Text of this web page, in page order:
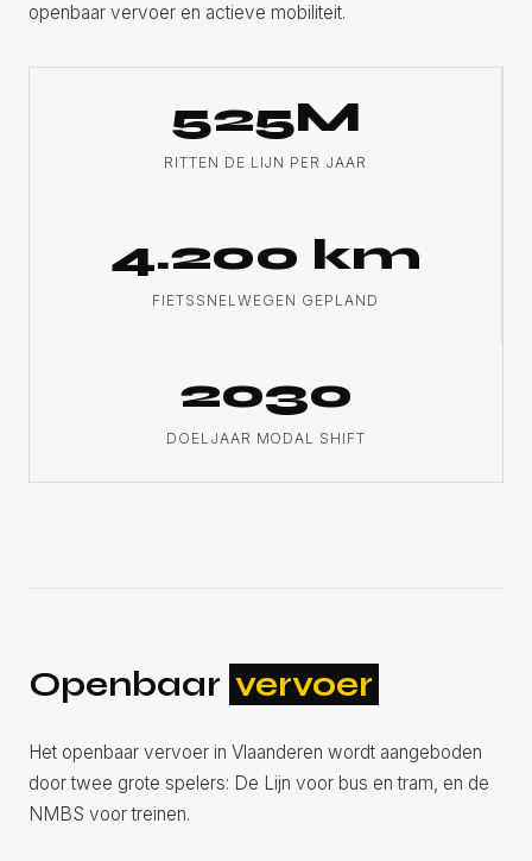
openbaar vervoer en actieve mobiliteit.
525M
RITTEN DE LIJN PER JAAR
4.200 km
FIETSSNELWEGEN GEPLAND
2030
DOELJAAR MODAL SHIFT
Openbaar vervoer
Het openbaar vervoer in Vlaanderen wordt aangeboden
door twee grote spelers: De Lijn voor bus en tram, en de
NMBS voor treinen.